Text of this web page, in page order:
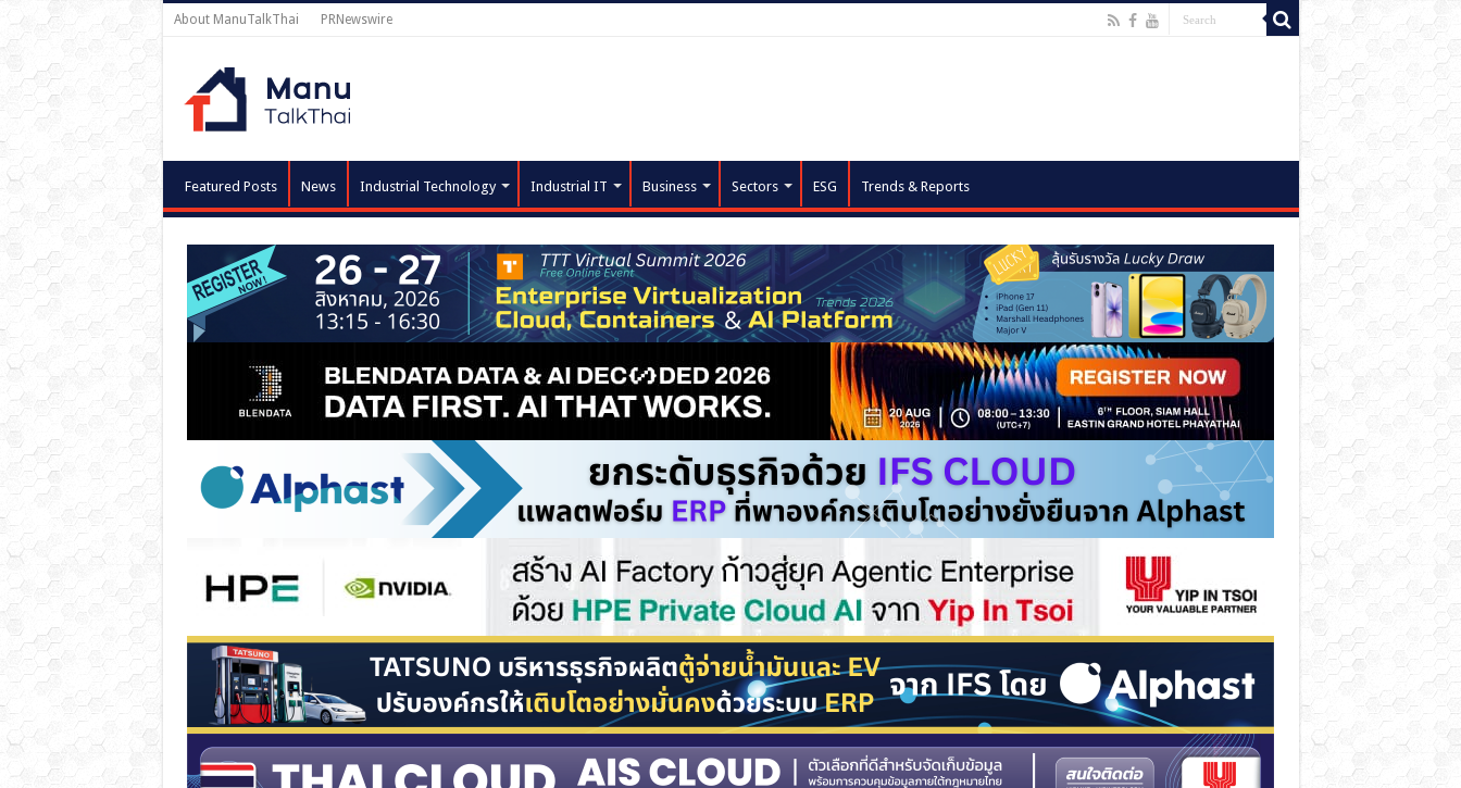
About ManuTalkThai PRNewswire
Featured Posts News Industrial Technology Industrial IT Business Sectors ESG Trends & Reports